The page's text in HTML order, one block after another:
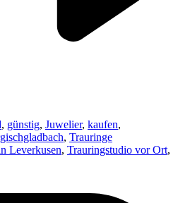
, günstig, Juwelier, kaufen,
, Trauringe
Leverkusen, Trauringstudio vor Ort,